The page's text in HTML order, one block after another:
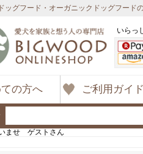
ッグフード・オーガニックドッグフード
いらっ
の方へ ご利用ガイド
ませ ゲストさん